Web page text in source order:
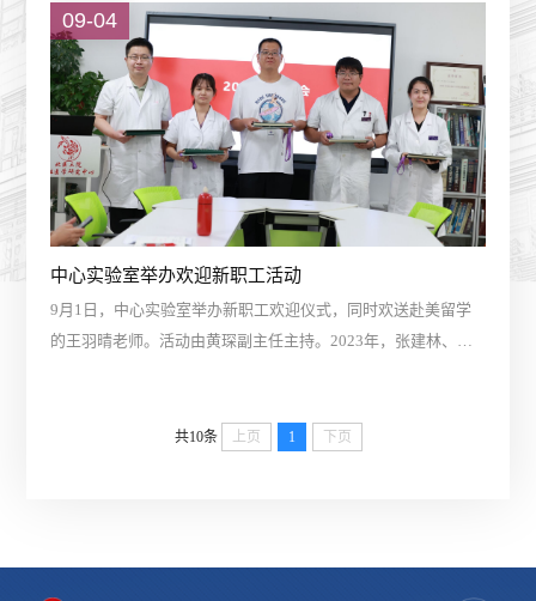
后，现任职工代表李艳芳、孙艳、陈栎发言，作为科室目前工
作年限较久的老职工，回忆了工作之初科室的情况，纷纷感慨
历经岁月变迁，科室飞速成长壮大，成绩喜人。在自由交流环
节，大家围绕许久没见的退休职工畅谈并合影留念。...
09-04
中心实验室举办欢迎新职工活动
9月1日，中心实验室举办新职工欢迎仪式，同时欢送赴美留学
的王羽晴老师。活动由黄琛副主任主持。2023年，张建林、李
笔记、梧桐印章等文创作品。随后，新职工纷纷进行了自我介
共10条 上页 1 下页